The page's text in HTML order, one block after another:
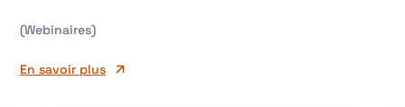
(Webinaires)
En savoir plus